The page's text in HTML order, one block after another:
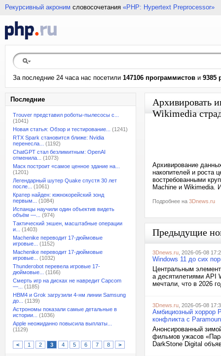
Рекурсивный акроним словосочетания «PHP: Hypertext Preprocessor»
За последние 24 часа нас посетили 147106 программистов и 9385
Последние
Trouver представил роботы-пылесосы с...
(1041)
Новая статья: Обзор и тестирование...
(1241)
RTX Spark становится ближе: Nvidia
перенесла...
(1192)
ChatGPT стал безлимитным: OpenAI
отменила...
(1073)
Маск построит «самое ценное здание на...
(1201)
Легендарный шутер Quake спустя 30 лет
после...
(1061)
Кратер найден: южнокорейский зонд
первым...
(1084)
Испанцы научили один объектив видеть
объём —...
(974)
Тактический экшен, масштабные операции
и...
(1403)
Machenike переводит 17-дюймовые
игровые...
(1152)
Machenike переводит 17-дюймовые
игровые...
(1032)
Thunderobot перевела игровые 17-
дюймовые...
(1166)
Смерть игр на дисках не навредит Capcom
—...
(1185)
HBM4 и Grok загрузили 4-нм линии Samsung
до...
(1139)
Астрономы показали самые детальные в
истории...
(1036)
Apple неожиданно повысила выплаты...
(1129)
< 1 2 3 4 5 6 7 8 >
Архивировать
Wikimedia
Архивирование
накопителей и роста
востребованными
Machine и Wikimedia.
Подробнее на 3Dnews.ru
Предыдущие
3Dnews.ru , 2026-05-08
Windows 11 до сих
Центральным
а десятилетиями API
мечтали, что в 2026
3Dnews.ru , 2026-05-08
Амбициозный хоррор
конфликта с
Анонсированный
фильмов ужасов
DarkStone Digital